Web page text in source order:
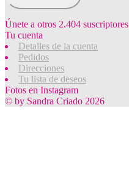
Únete a otros 2.404 suscriptores
Tu cuenta
Detalles de la cuenta
Pedidos
Direcciones
Tu lista de deseos
Fotos en Instagram
© by Sandra Criado 2026